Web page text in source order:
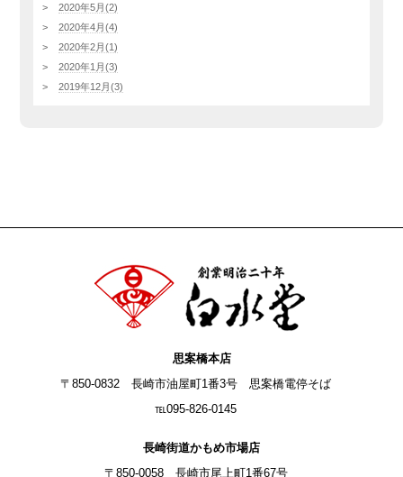
2020年5月(2)
2020年4月(4)
2020年2月(1)
2020年1月(3)
2019年12月(3)
思案橋本店
〒850-0832 長崎市油屋町1番3号 思案橋電停そば
℡095-826-0145
長崎街道かもめ市場店
〒850-0058 長崎市尾上町1番67号